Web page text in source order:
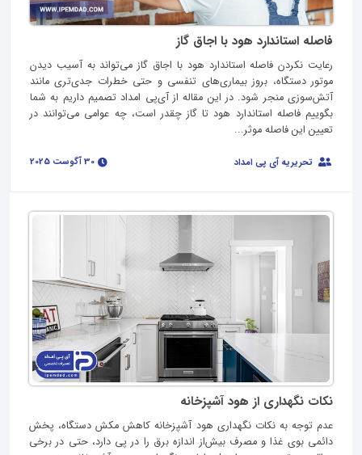
فاصله استاندارد هود با اجاق گاز
رعایت نکردن فاصله استاندارد هود با اجاق گاز می‌تواند به آسیب دیدن
موتور دستگاه، بروز بیماری‌های تنفسی و حتی خطرات جدی‌تری مانند
آتش‌سوزی منجر شود. در این مقاله از آی‌پی امداد تصمیم داریم به شما
بگوییم فاصله استاندارد هود تا گاز چقدر است، چه عوامی می‌توانند در
تعیین این فاصله موثر...
تحریریه آی پی امداد
نکات نگهداری از هود آشپزخانه
عدم توجه به نکات نگهداری هود آشپزخانه کاهش مکش دستگاه، پخش
دائمی بوی غذا و مصرف بیش‌از اندازه برق را در پی دارد، حتی در برخی